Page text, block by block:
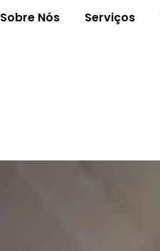
Sobre Nós Serviços